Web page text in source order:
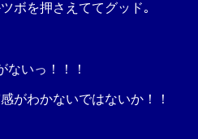
ボを押さえててグッド｡
ないっ！！！
がわかないではないか！！